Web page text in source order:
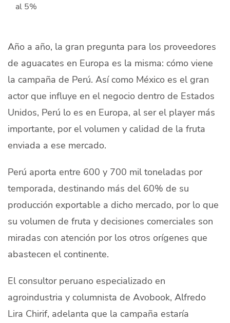
Productores
modo claro Español
al 5%
Año a año, la gran pregunta para los proveedores
de aguacates en Europa es la misma: cómo viene
la campaña de Perú. Así como México es el gran
actor que influye en el negocio dentro de Estados
Unidos, Perú lo es en Europa, al ser el playermás
importante, por el volumen y calidad de la fruta
enviada a ese mercado.
Perú aporta entre 600 y 700 mil toneladas por
temporada, destinando más del 60% de su
producción exportable a dicho mercado, por lo que
su volumen de fruta y decisiones comerciales son
miradas con atención por los otros orígenes que
abastecen el continente.
El consultor peruano especializado en
agroindustria y columnista de Avobook, Alfredo
Lira Chirif, adelanta que la campaña estaría